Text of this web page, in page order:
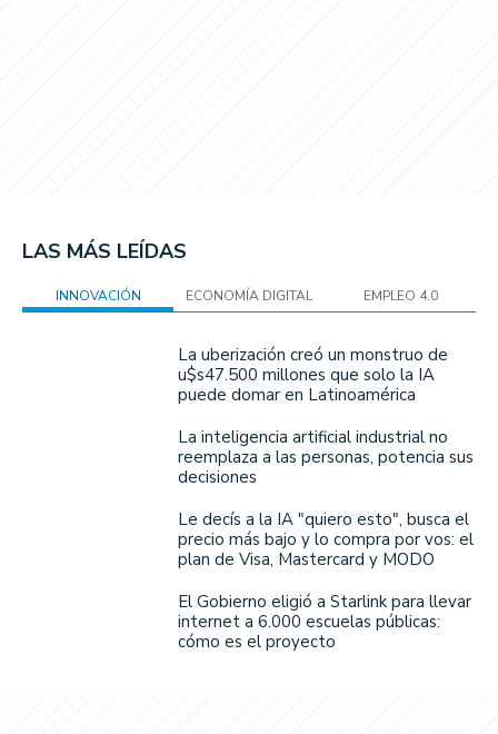
LAS MÁS LEÍDAS
INNOVACIÓN ECONOMÍA DIGITAL EMPLEO 4.0
La uberización creó un monstruo de
u$s47.500 millones que solo la IA
puede domar en Latinoamérica
La inteligencia artificial industrial no
reemplaza a las personas, potencia sus
decisiones
Le decís a la IA "quiero esto", busca el
precio más bajo y lo compra por vos: el
plan de Visa, Mastercard y MODO
El Gobierno eligió a Starlink para llevar
internet a 6.000 escuelas públicas:
cómo es el proyecto